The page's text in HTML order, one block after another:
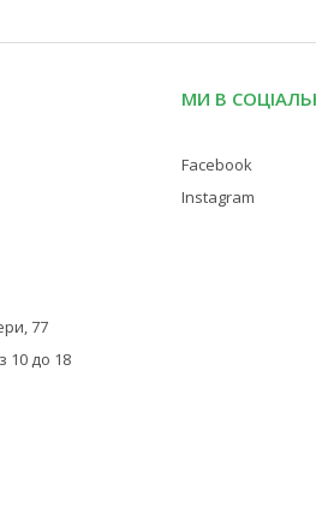
77
10 до 18
МИ В
Facebook
Instagram